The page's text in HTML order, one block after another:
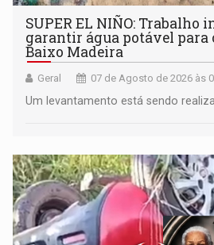
SUPER EL NIÑO: Trabalho
garantir água potável para
Baixo Madeira
Geral 07 de Agosto de 2026 às
Um levantamento está sendo